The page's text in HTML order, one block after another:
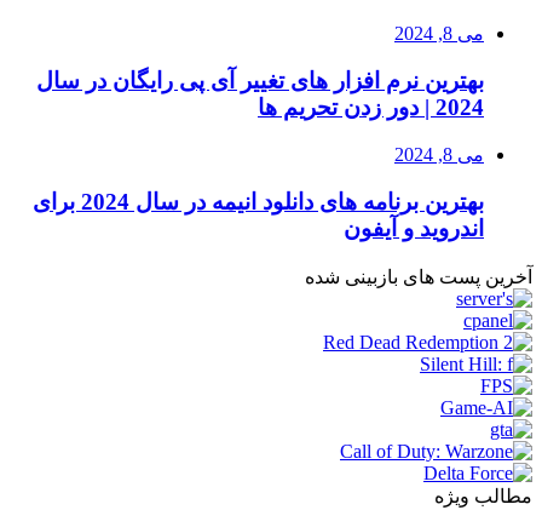
می 8, 2024
بهترین نرم افزار های تغییر آی پی رایگان در سال
2024 | دور زدن تحریم ها
می 8, 2024
بهترین برنامه های دانلود انیمه در سال 2024 برای
اندروید و آیفون
آخرین پست های بازبینی شده
مطالب ویژه